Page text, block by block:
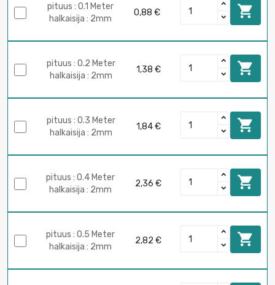
pituus : 0.1 Meter
halkaisija : 2mm
0,88 € 
pituus : 0.2 Meter
halkaisija : 2mm
1,38 € 
pituus : 0.3 Meter
halkaisija : 2mm
1,84 € 
pituus : 0.4 Meter
halkaisija : 2mm
2,36 € 
pituus : 0.5 Meter
halkaisija : 2mm
2,82 € 